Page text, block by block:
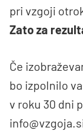
pri vzgoji
Zato za
Če
bo izpolnilo
v roku 30 dni